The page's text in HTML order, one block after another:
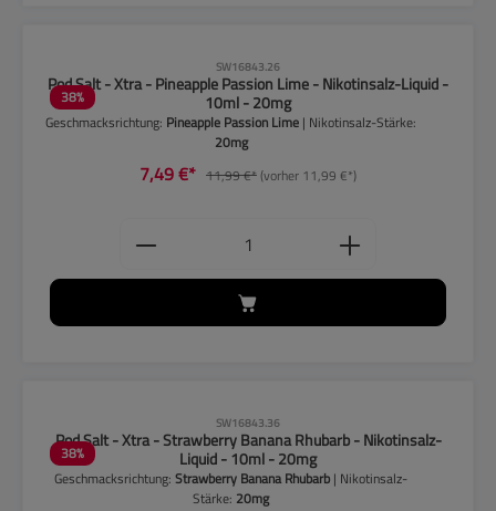
38%
SW16843.26
Pod Salt - Xtra - Pineapple Passion Lime - Nikotinsalz-Liquid -
10ml - 20mg
Geschmacksrichtung: Pineapple Passion Lime | Nikotinsalz-Stärke:
20mg
7,49 €* 11,99 €*(vorher 11,99 €*)
Produkt Anzahl: Gib den
38%
SW16843.36
Pod Salt - Xtra - Strawberry Banana Rhubarb - Nikotinsalz-
Liquid - 10ml - 20mg
Geschmacksrichtung:Strawberry Banana Rhubarb | Nikotinsalz-
Stärke: 20mg